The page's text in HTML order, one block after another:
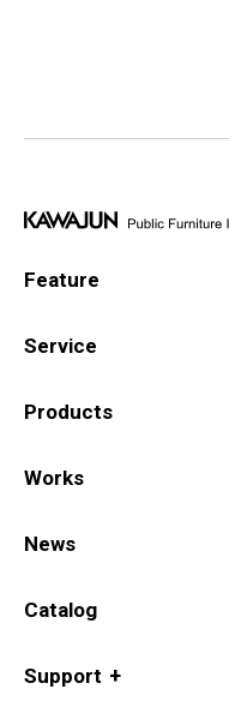
Feature
Service
Products
Works
News
Catalog
Support